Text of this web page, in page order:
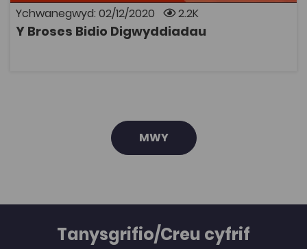
Ychwanegwyd: 02/12/2020 2.2K
Y Broses Bidio Digwyddiadau
addysg bellach neu disgyblion ysgolion uwchradd.
Datblygwyd yr adnoddau gan Jonathan Fry -
Darlithydd mewn Busnes a Rheolaeth, Prifysgol
MWY
Tanysgrifio/Creu cyfrif